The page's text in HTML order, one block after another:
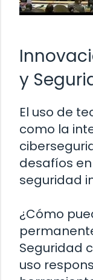
y
El uso de
como la
desafíos
seguridad
¿Cómo
Seguridad
uso